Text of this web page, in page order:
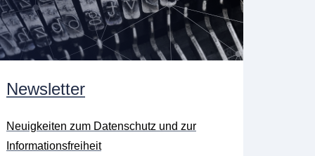
Newsletter
Neuigkeiten zum Datenschutz und zur
Informationsfreiheit